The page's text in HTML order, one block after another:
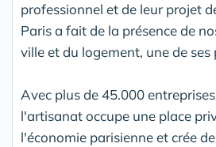
professionnel et de leur projet
Paris a fait de la présence de
ville et du logement, une de ses
Avec plus de 45.000
l'artisanat occupe une place
l'économie parisienne et crée